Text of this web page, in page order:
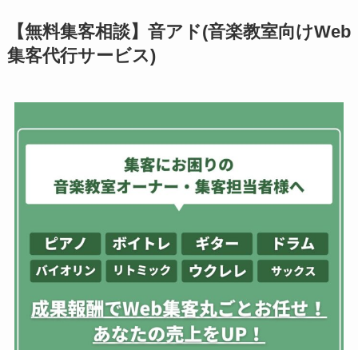
【無料集客相談】音アド(音楽教室向けWeb
集客代行サービス)